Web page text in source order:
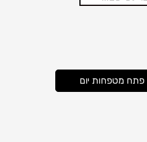
פתח מטפחות יום